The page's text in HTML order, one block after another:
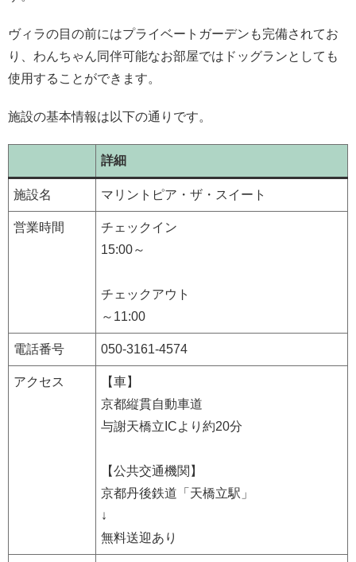
ヴィラの目の前にはプライベートガーデンも完備されてお
り、わんちゃん同伴可能なお部屋ではドッグランとしても
使用することができます。
施設の基本情報は以下の通りです。
詳細
施設名 マリントピア・ザ・スイート
営業時間
チェックイン
15:00～
チェックアウト
～11:00
電話番号 050-3161-4574
アクセス
【車】
京都縦貫自動車道
与謝天橋立ICより約20分
【公共交通機関】
京都丹後鉄道「天橋立駅」
↓
無料送迎あり